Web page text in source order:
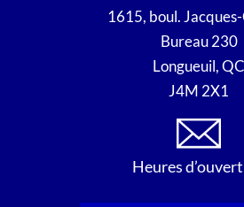
1615, boul.
Bureau 230
Longueuil, QC
J4M 2X1
Heures